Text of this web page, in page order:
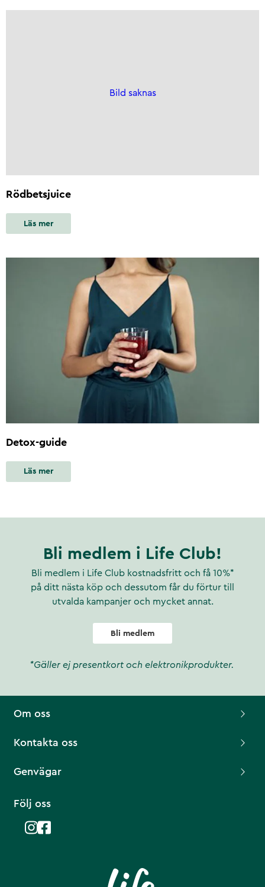
Bild saknas
Rödbetsjuice
Läs mer
Detox-guide
Läs mer
Bli medlem i Life Club!
Bli medlem i Life Club kostnadsfritt och få 10%*
på ditt nästa köp och dessutom får du förtur till
utvalda kampanjer och mycket annat.
Bli medlem
*Gäller ej presentkort och elektronikprodukter.
Om oss
Kontakta oss
Genvägar
Följ oss